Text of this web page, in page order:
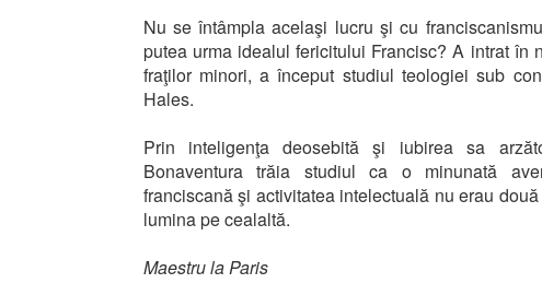
Nu se întâmpla acelaşi lucru şi cu
putea urma idealul fericitului Francisc? A intrat în
fraţilor minori, a început studiul teologiei sub
Hales.
Prin inteligenţa deosebită şi iubirea sa
Bonaventura trăia studiul ca o minunată
franciscană şi activitatea intelectuală nu erau
lumina pe cealaltă.
Maestru la Paris